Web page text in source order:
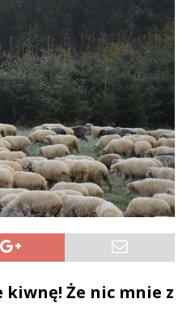
kiwnę! Że nic mnie z